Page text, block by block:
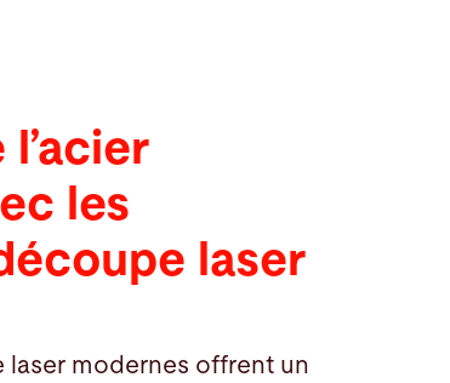
les
laser
modernes offrent un